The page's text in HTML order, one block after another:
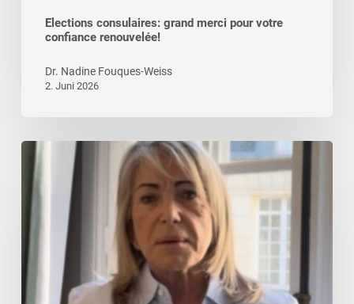
Elections consulaires: grand merci pour votre
confiance renouvelée!
Dr. Nadine Fouques-Weiss
2. Juni 2026
Message
vidéo
Sénatrice
Evelyne
Renaud-
Garabedian